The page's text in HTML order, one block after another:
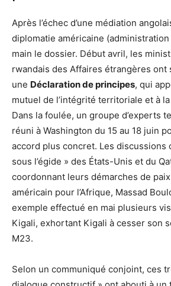
Après l’échec d’une médiation
diplomatie américaine
main le dossier. Début avril, les
rwandais des Affaires étrangères ont
une Déclaration de principes, qui
mutuel de l’intégrité territoriale et à
Dans la foulée, un groupe d’experts
réuni à Washington du 15 au 18 juin
accord plus concret. Les discussions
sous l’égide » des États-Unis et du
coordonnant leurs démarches de
américain pour l’Afrique, Massad
exemple effectué en mai plusieurs
Kigali, exhortant Kigali à cesser son
M23.
Selon un communiqué conjoint, ces